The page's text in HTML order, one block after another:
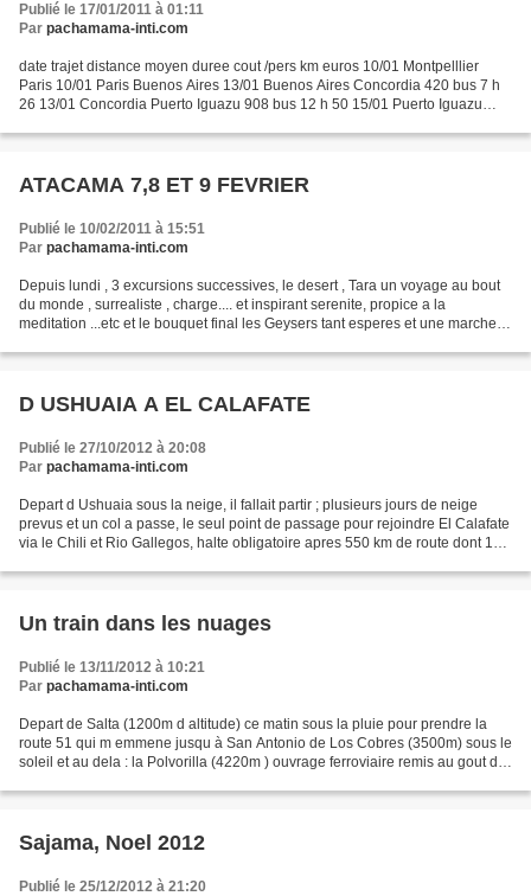
Publié le 17/01/2011 à 01:11
Par pachamama-inti.com
date trajet distance moyen duree cout /pers km euros 10/01 Montpelllier
Paris 10/01 Paris Buenos Aires 13/01 Buenos Aires Concordia 420 bus 7 h
26 13/01 Concordia Puerto Iguazu 908 bus 12 h 50 15/01 Puerto Iguazu
ATACAMA 7,8 ET 9 FEVRIER
Publié le 10/02/2011 à 15:51
Par pachamama-inti.com
Depuis lundi , 3 excursions successives, le desert , Tara un voyage au bout
du monde , surrealiste , charge.... et inspirant serenite, propice a la
meditation ...etc et le bouquet final les Geysers tant esperes et une marche
D USHUAIA A EL CALAFATE
Publié le 27/10/2012 à 20:08
Par pachamama-inti.com
Depart d Ushuaia sous la neige, il fallait partir ; plusieurs jours de neige
prevus et un col a passe, le seul point de passage pour rejoindre El Calafate
via le Chili et Rio Gallegos, halte obligatoire apres 550 km de route dont 120
Un train dans les nuages
Publié le 13/11/2012 à 10:21
Par pachamama-inti.com
Depart de Salta (1200m d altitude) ce matin sous la pluie pour prendre la
route 51 qui m emmene jusqu à San Antonio de Los Cobres (3500m) sous le
soleil et au dela : la Polvorilla (4220m ) ouvrage ferroviaire remis au gout du
Sajama, Noel 2012
Publié le 25/12/2012 à 21:20